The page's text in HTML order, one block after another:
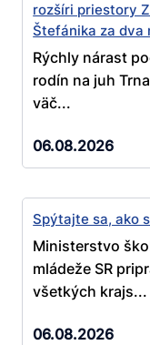
rozšíri priestory
Štefánika za dva
Rýchly nárast
rodín na juh
väč...
06.08.2026
Spýtajte sa, ako
Ministerstvo
mládeže SR
všetkých krajs...
06.08.2026